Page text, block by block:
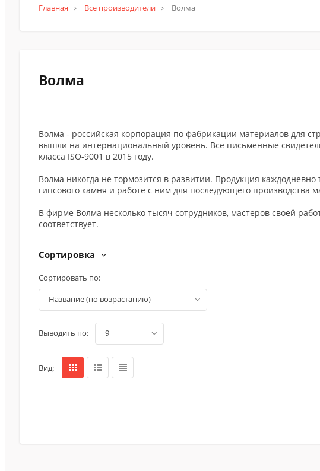
Главная Все производители Волма
Волма
Волма - российская корпорация по фабрикации материалов для
вышли на интернациональный уровень. Все письменные
класса ISO-9001 в 2015 году.
Волма никогда не тормозится в развитии. Продукция
гипсового камня и работе с ним для последующего производства
В фирме Волма несколько тысяч сотрудников, мастеров своей
соответствует.
Сортировка
Сортировать по:
название (по возрастанию)
Выводить по: 9
Вид: